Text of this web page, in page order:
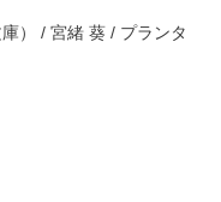
） / 宮緒 葵 / プランタ